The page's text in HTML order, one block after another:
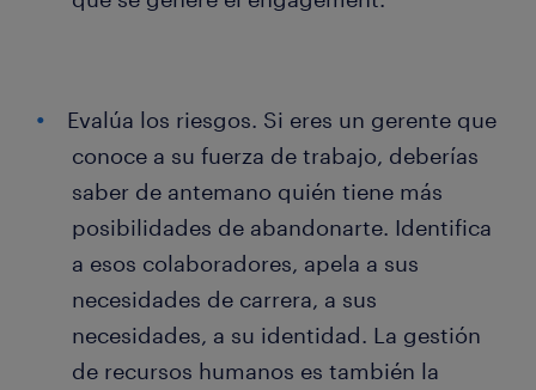
Evalúa los riesgos. Si eres un gerente que
conoce a su fuerza de trabajo, deberías
saber de antemano quién tiene más
posibilidades de abandonarte. Identifica
a esos colaboradores, apela a sus
necesidades de carrera, a sus
necesidades, a su identidad. La gestión
de recursos humanos es también la